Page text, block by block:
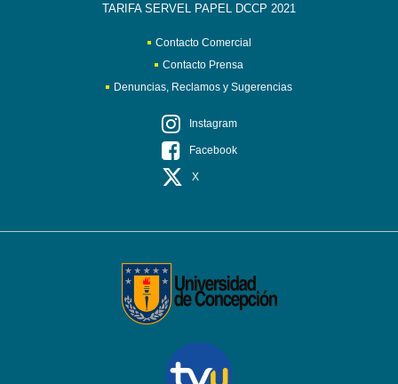
TARIFA SERVEL PAPEL DCCP 2021
Contacto Comercial
Contacto Prensa
Denuncias, Reclamos y Sugerencias
Instagram
Facebook
X